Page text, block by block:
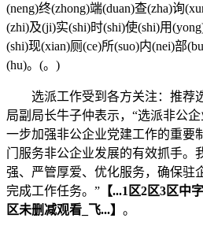
(neng)终(zhong)端(duan)查(zha)询
(zhi)及(ji)实(shi)时(shi)使(shi)用
(shi)现(xian)厕(ce)所(suo)内(nei)部
(hu)。(。)
选派工作受到各方关注：推荐
局副局长牛子仲表示，“选派非公
一步加强非公企业党建工作的重要
门服务非公企业发展的有效抓手。
强、严管厚爱、优化服务，确保驻
完成工作任务。” 【...1区2区3区中
区未删减观看_飞...】 。